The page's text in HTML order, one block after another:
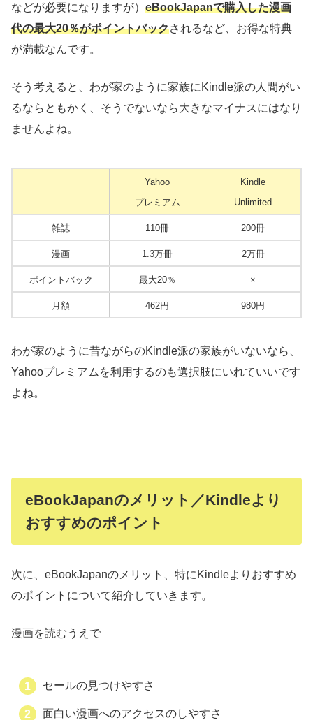
などが必要になりますが） eBookJapanで購入した漫画
代の最大20％がポイントバックされるなど、お得な特典
が満載なんです。
そう考えると、わが家のように家族にKindle派の人間がい
るならともかく、そうでないなら大きなマイナスにはなり
ませんよね。
Yahoo
プレミアム
Kindle
Unlimited
雑誌 110冊 200冊
漫画 1.3万冊 2万冊
ポイントバック 最大20％ ×
月額 462円 980円
わが家のように昔ながらのKindle派の家族がいないなら、
Yahooプレミアムを利用するのも選択肢にいれていいです
よね。
eBookJapanのメリット／Kindleより
おすすめのポイント
次に、eBookJapanのメリット、特にKindleよりおすすめ
のポイントについて紹介していきます。
漫画を読むうえで
セールの見つけやすさ
面白い漫画へのアクセスのしやすさ